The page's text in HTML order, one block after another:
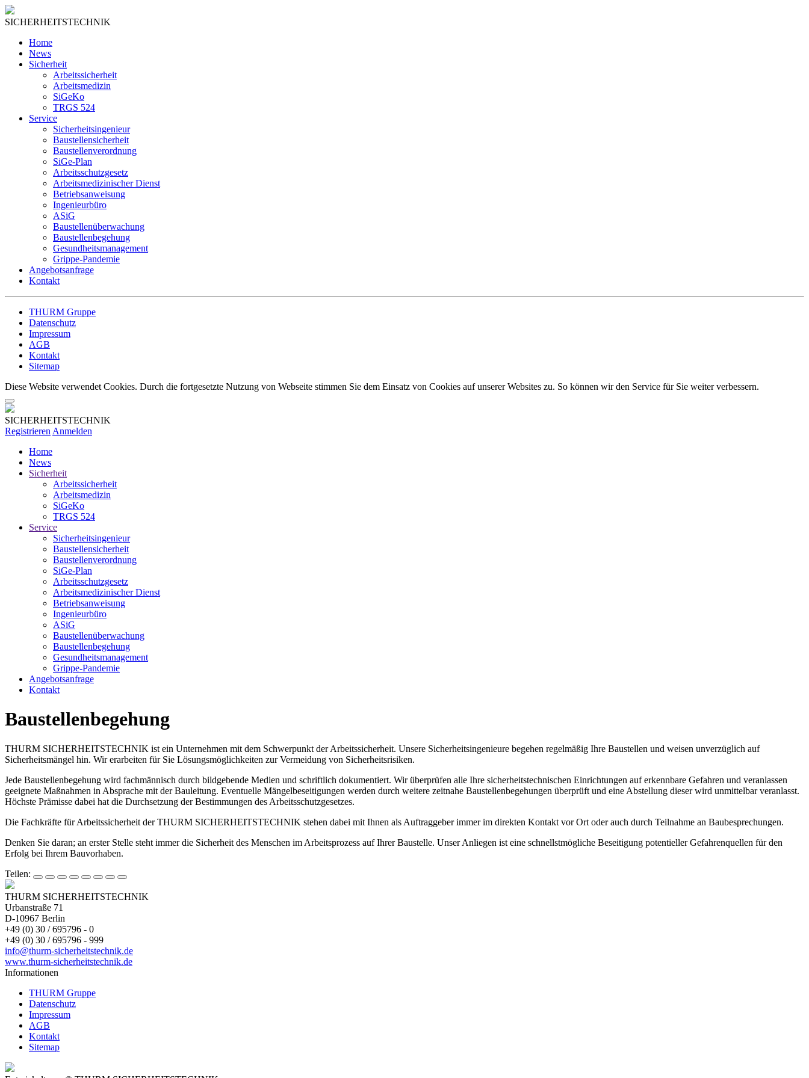
SICHERHEITSTECHNIK
Home
News
Sicherheit
Arbeitssicherheit
Arbeitsmedizin
SiGeKo
TRGS 524
Service
Sicherheitsingenieur
Baustellensicherheit
Baustellenverordnung
SiGe-Plan
Arbeitsschutzgesetz
Arbeitsmedizinischer Dienst
Betriebsanweisung
Ingenieurbüro
ASiG
Baustellenüberwachung
Baustellenbegehung
Gesundheitsmanagement
Grippe-Pandemie
Angebotsanfrage
Kontakt
THURM Gruppe
Datenschutz
Impressum
AGB
Kontakt
Sitemap
Diese Website verwendet Cookies. Durch die fortgesetzte Nutzung von Webseite stimmen Sie dem Einsatz von Cookies auf unserer Websites zu. So können wir den Service für Sie weiter verbessern.
SICHERHEITSTECHNIK
Registrieren Anmelden
Home
News
Sicherheit
Arbeitssicherheit
Arbeitsmedizin
SiGeKo
TRGS 524
Service
Sicherheitsingenieur
Baustellensicherheit
Baustellenverordnung
SiGe-Plan
Arbeitsschutzgesetz
Arbeitsmedizinischer Dienst
Betriebsanweisung
Ingenieurbüro
ASiG
Baustellenüberwachung
Baustellenbegehung
Gesundheitsmanagement
Grippe-Pandemie
Angebotsanfrage
Kontakt
Baustellenbegehung
THURM SICHERHEITSTECHNIK ist ein Unternehmen mit dem Schwerpunkt der Arbeitssicherheit. Unsere Sicherheitsingenieure begehen regelmäßig Ihre Baustellen und weisen unverzüglich auf
Sicherheitsmängel hin. Wir erarbeiten für Sie Lösungsmöglichkeiten zur Vermeidung von Sicherheitsrisiken.
Jede Baustellenbegehung wird fachmännisch durch bildgebende Medien und schriftlich dokumentiert. Wir überprüfen alle Ihre sicherheitstechnischen Einrichtungen auf erkennbare Gefahren und veranlassen
geeignete Maßnahmen in Absprache mit der Bauleitung. Eventuelle Mängelbeseitigungen werden durch weitere zeitnahe Baustellenbegehungen überprüft und eine Abstellung dieser wird unmittelbar veranlasst.
Höchste Prämisse dabei hat die Durchsetzung der Bestimmungen des Arbeitsschutzgesetzes.
Die Fachkräfte für Arbeitssicherheit der THURM SICHERHEITSTECHNIK stehen dabei mit Ihnen als Auftraggeber immer im direkten Kontakt vor Ort oder auch durch Teilnahme an Baubesprechungen.
Denken Sie daran; an erster Stelle steht immer die Sicherheit des Menschen im Arbeitsprozess auf Ihrer Baustelle. Unser Anliegen ist eine schnellstmögliche Beseitigung potentieller Gefahrenquellen für den
Erfolg bei Ihrem Bauvorhaben.
Teilen:
THURM SICHERHEITSTECHNIK
Urbanstraße 71
D-10967 Berlin
+49 (0) 30 / 695796 - 0
+49 (0) 30 / 695796 - 999
info@thurm-sicherheitstechnik.de
www.thurm-sicherheitstechnik.de
Informationen
THURM Gruppe
Datenschutz
Impressum
AGB
Kontakt
Sitemap